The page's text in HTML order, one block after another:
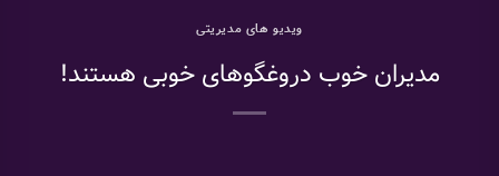
ویدیو های مدیریتی
مدیران خوب دروغگوهای خوبی هستند!